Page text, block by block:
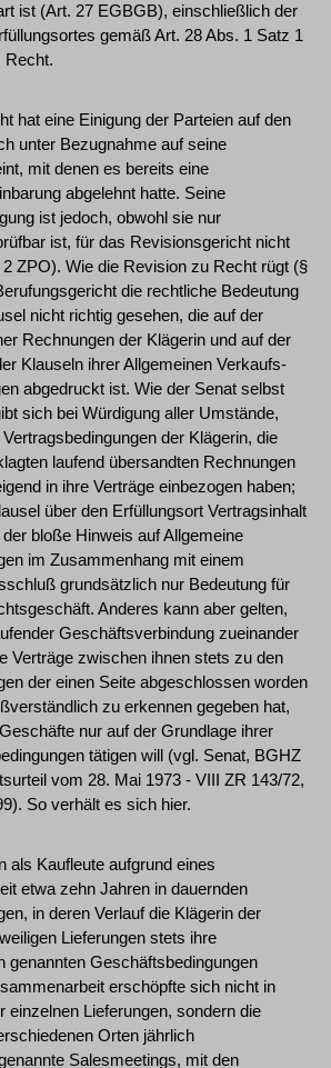
ist (Art. 27 EGBGB), einschließlich der
gemäß Art. 28 Abs. 1 Satz 1
Recht.
hat eine Einigung der Parteien auf den
unter Bezugnahme auf seine
mit denen es bereits eine
abgelehnt hatte. Seine
ist jedoch, obwohl sie nur
ist, für das Revisionsgericht nicht
ZPO). Wie die Revision zu Recht rügt (§
die rechtliche Bedeutung
nicht richtig gesehen, die auf der
Rechnungen der Klägerin und auf der
Klauseln ihrer Allgemeinen Verkaufs-
abgedruckt ist. Wie der Senat selbst
sich bei Würdigung aller Umstände,
der Klägerin, die
laufend übersandten Rechnungen
in ihre Verträge einbezogen haben;
über den Erfüllungsort Vertragsinhalt
bloße Hinweis auf Allgemeine
im Zusammenhang mit einem
grundsätzlich nur Bedeutung für
Anderes kann aber gelten,
Geschäftsverbindung zueinander
Verträge zwischen ihnen stets zu den
der einen Seite abgeschlossen worden
zu erkennen gegeben hat,
nur auf der Grundlage ihrer
tätigen will (vgl. Senat, BGHZ
vom 28. Mai 1973 - VIII ZR 143/72,
So verhält es sich hier.
als Kaufleute aufgrund eines
etwa zehn Jahren in dauernden
in deren Verlauf die Klägerin der
Lieferungen stets ihre
genannten Geschäftsbedingungen
erschöpfte sich nicht in
einzelnen Lieferungen, sondern die
Orten jährlich
Salesmeetings, mit den